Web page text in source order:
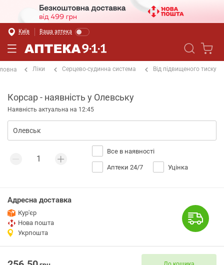
Київ Ваша аптека
Ліки Серцево-судинна система Від підвищеного тиску
Корсар - наявність у Олевську
Наявність актуальна на 12:45
Все в наявності
Аптеки 24/7 Уцінка
Адресна доставка
Кур'єр
Нова пошта
Укрпошта